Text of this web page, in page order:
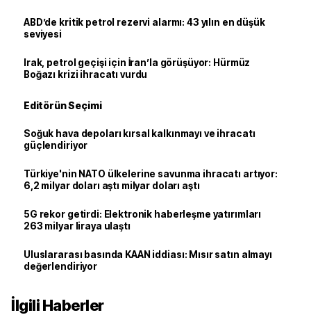
ABD’de kritik petrol rezervi alarmı: 43 yılın en düşük
seviyesi
Irak, petrol geçişi için İran’la görüşüyor: Hürmüz
Boğazı krizi ihracatı vurdu
Editörün Seçimi
Soğuk hava depoları kırsal kalkınmayı ve ihracatı
güçlendiriyor
Türkiye'nin NATO ülkelerine savunma ihracatı artıyor:
6,2 milyar doları aştı milyar doları aştı
5G rekor getirdi: Elektronik haberleşme yatırımları
263 milyar liraya ulaştı
Uluslararası basında KAAN iddiası: Mısır satın almayı
değerlendiriyor
İlgili Haberler